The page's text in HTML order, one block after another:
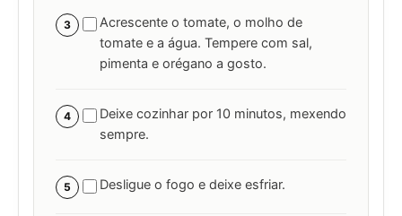
3
Acrescente o tomate, o molho de
tomate e a água. Tempere com sal,
pimenta e orégano a gosto.
4
Deixe cozinhar por 10 minutos, mexendo
sempre.
5 Desligue o fogo e deixe esfriar.